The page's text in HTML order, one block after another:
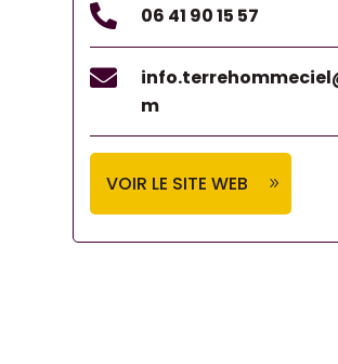
 06 41 90 15 57

m
VOIR LE SITE WEB